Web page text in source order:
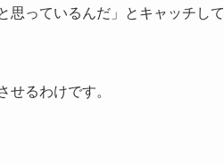
っているんだ」とキャッチし
せるわけです。